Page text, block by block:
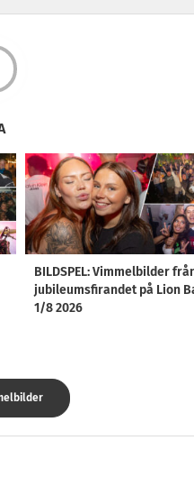
BILDSPEL: Vimmelbilder
jubileumsfirandet på Lion
1/8 2026